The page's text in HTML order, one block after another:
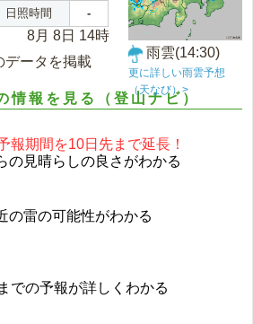
日照時間 -
8月 8日 14時
データを掲載
雨雲(14:30)
更に詳しい雨雲予想
（天なび）>
情報を見る（登山ナビ）
報期間を10日先まで延長！
の見晴らしの良さがわかる
の雷の可能性がわかる
での予報が詳しくわかる